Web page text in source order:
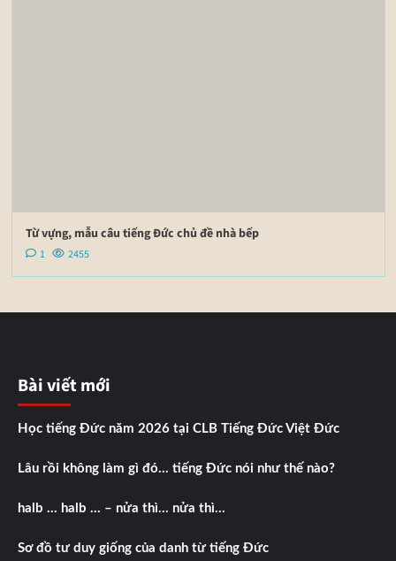
Từ vựng, mẫu câu tiếng Đức chủ đề nhà bếp
1 2455
Bài viết mới
Học tiếng Đức năm 2026 tại CLB Tiếng Đức Việt Đức
Lâu rồi không làm gì đó… tiếng Đức nói như thế nào?
halb … halb … – nửa thì… nửa thì…
Sơ đồ tư duy giống của danh từ tiếng Đức